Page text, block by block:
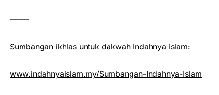
—-—
Sumbangan ikhlas untuk dakwah Indahnya Islam:
www.indahnyaislam.my/Sumbangan-Indahnya-Islam